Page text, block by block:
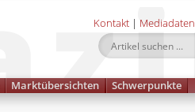
Kontakt | Mediadaten
Marktübersichten Schwerpunkte